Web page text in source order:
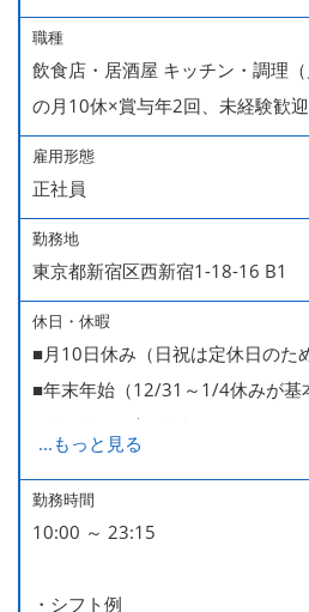
職種
飲食店・居酒屋 キッチン・調理
の月10休×賞与年2回、未経験歓迎
雇用形態
正社員
勤務地
東京都新宿区西新宿1-18-16 B1
休日・休暇
■月10日休み（日祝は定休日のた
■年末年始（12/31～1/4休みが基
みなどもございます）
■GW・お盆（暦通り）
■有給休暇
■慶弔休暇
率100％ ＊2023～2025年実績）
...もっと見る
勤務時間
10:00 ～ 23:15
・シフト例